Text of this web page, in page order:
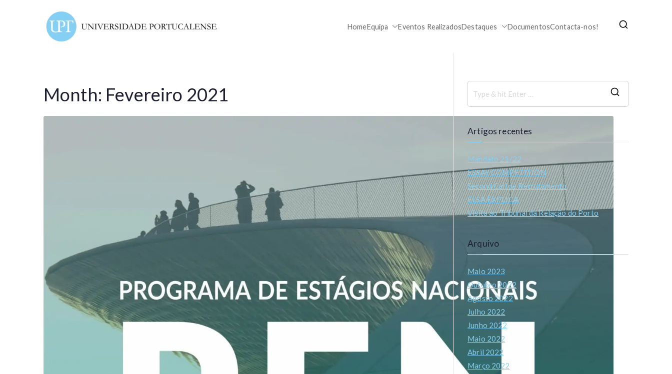
HomeEquipa Eventos RealizadosDestaques DocumentosContacta-nos!
Month: Fevereiro 2021
Artigos recentes
Mandato 21/22
ESSAY COMPETITION
Second Call de Recrutamento
ELSA EXPLICA
Visita ao Tribunal da Relação do Porto
Arquivo
Maio 2023
Outubro 2022
Agosto 2022
Julho 2022
Junho 2022
Maio 2022
Abril 2022
Março 2022